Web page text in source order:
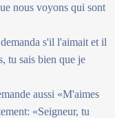
nous voyons qui sont
s'il l'aimait et il
tu sais bien que je
aussi «M'aimes
«Seigneur, tu